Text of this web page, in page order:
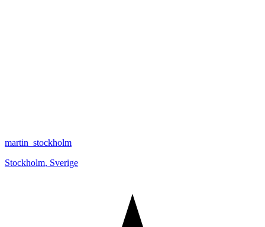
martin_stockholm
Stockholm, Sverige